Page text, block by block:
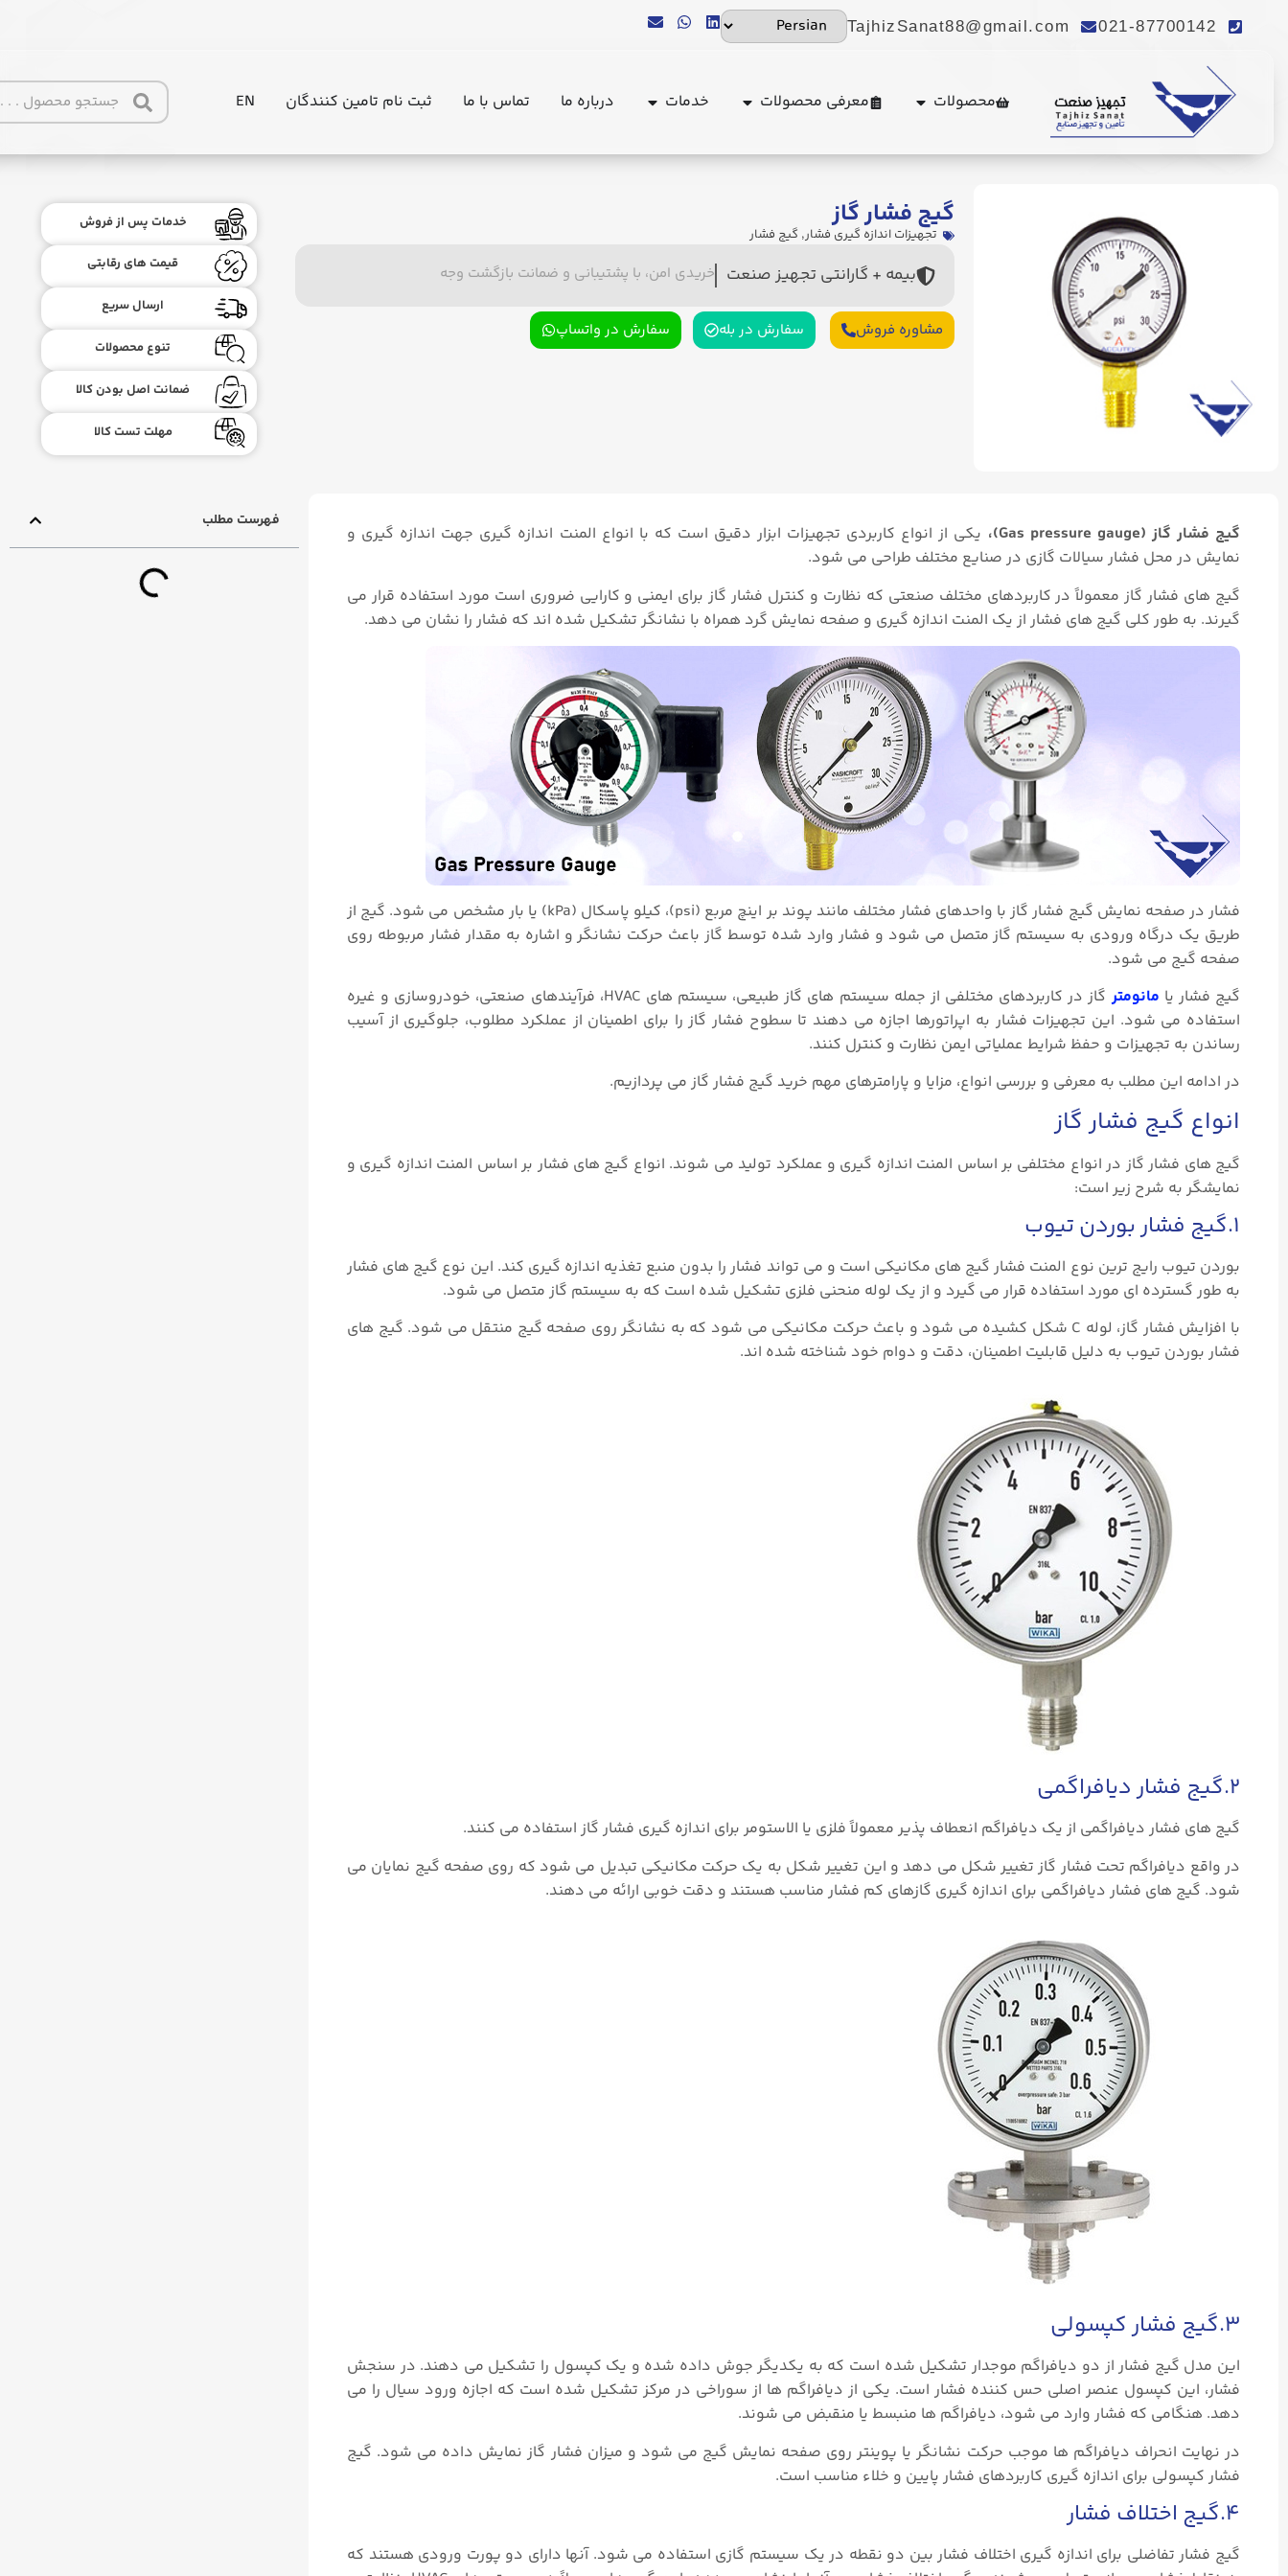
021-87700142
TajhizSanat88@gmail.com
محصولات معرفی محصولات خدمات درباره ما تماس با ما ثبت نام تامین کنندگان EN
گیج فشار گاز
تجهیزات اندازه گیری فشار, گیج فشار
بیمه + گارانتی تجهیز صنعت خریدی امن، با پشتیبانی و ضمانت بازگشت وجه
مشاوره فروش سفارش در بله سفارش در واتساپ
خدمات پس از فروش
قیمت های رقابتی
ارسال سریع
تنوع محصولات
ضمانت اصل بودن کالا
مهلت تست کالا
گیج فشار گاز (Gas pressure gauge)،
یکی از انواع کاربردی تجهیزات ابزار دقیق است که با انواع المنت اندازه گیری جهت اندازه گیری و
نمایش در محل فشار سیالات گازی در صنایع مختلف طراحی می شود.
گیج های فشار گاز معمولاً در کاربردهای مختلف صنعتی که نظارت و کنترل فشار گاز برای ایمنی و کارایی ضروری است مورد استفاده قرار می
گیرند. به طور کلی گیج های فشار از یک المنت اندازه گیری و صفحه نمایش گرد همراه با نشانگر تشکیل شده اند که فشار را نشان می دهد.
فشار در صفحه نمایش گیج فشار گاز با واحدهای فشار مختلف مانند پوند بر اینچ مربع (psi)، کیلو پاسکال (kPa) یا بار مشخص می شود. گیج از
طریق یک درگاه ورودی به سیستم گاز متصل می شود و فشار وارد شده توسط گاز باعث حرکت نشانگر و اشاره به مقدار فشار مربوطه روی
صفحه گیج می شود.
گیج فشار یا مانومتر
گاز در کاربردهای مختلفی از جمله سیستم های گاز طبیعی، سیستم های HVAC، فرآیندهای صنعتی، خودروسازی و غیره
استفاده می شود. این تجهیزات فشار به اپراتورها اجازه می دهند تا سطوح فشار گاز را برای اطمینان از عملکرد مطلوب، جلوگیری از آسیب
رساندن به تجهیزات و حفظ شرایط عملیاتی ایمن نظارت و کنترل کنند.
در ادامه این مطلب به معرفی و بررسی انواع، مزایا و پارامترهای مهم خرید گیج فشار گاز می پردازیم.
انواع گیج فشار گاز
گیج های فشار گاز در انواع مختلفی بر اساس المنت اندازه گیری و عملکرد تولید می شوند. انواع گیج های فشار بر اساس المنت اندازه گیری و
نمایشگر به شرح زیر است:
۱.گیج فشار بوردن تیوب
بوردن تیوب رایج ترین نوع المنت فشار گیج های مکانیکی است و می تواند فشار را بدون منبع تغذیه اندازه گیری کند. این نوع گیج های فشار
به طور گسترده ای مورد استفاده قرار می گیرد و از یک لوله منحنی فلزی تشکیل شده است که به سیستم گاز متصل می شود.
با افزایش فشار گاز، لوله C شکل کشیده می شود و باعث حرکت مکانیکی می شود که به نشانگر روی صفحه گیج منتقل می شود. گیج های
فشار بوردن تیوب به دلیل قابلیت اطمینان، دقت و دوام خود شناخته شده اند.
۲.گیج فشار دیافراگمی
گیج های فشار دیافراگمی از یک دیافراگم انعطاف پذیر معمولاً فلزی یا الاستومر برای اندازه گیری فشار گاز استفاده می کنند.
در واقع دیافراگم تحت فشار گاز تغییر شکل می دهد و این تغییر شکل به یک حرکت مکانیکی تبدیل می شود که روی صفحه گیج نمایان می
شود. گیج های فشار دیافراگمی برای اندازه گیری گازهای کم فشار مناسب هستند و دقت خوبی ارائه می دهند.
۳.گیج فشار کپسولی
این مدل گیج فشار از دو دیافراگم موجدار تشکیل شده است که به یکدیگر جوش داده شده و یک کپسول را تشکیل می دهند. در سنجش
فشار، این کپسول عنصر اصلی حس کننده فشار است. یکی از دیافراگم ها از سوراخی در مرکز تشکیل شده است که اجازه ورود سیال را می
دهد. هنگامی که فشار وارد می شود، دیافراگم ها منبسط یا منقبض می شوند.
در نهایت انحراف دیافراگم ها موجب حرکت نشانگر یا پوینتر روی صفحه نمایش گیج می شود و میزان فشار گاز نمایش داده می شود. گیج
فشار کپسولی برای اندازه گیری کاربردهای فشار پایین و خلاء مناسب است.
۴.گیج اختلاف فشار
گیج فشار تفاضلی برای اندازه گیری اختلاف فشار بین دو نقطه در یک سیستم گازی استفاده می شود. آنها دارای دو پورت ورودی هستند که
فهرست مطلب